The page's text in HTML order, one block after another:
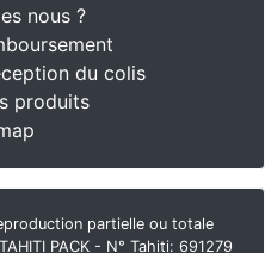
nous ?
du colis
produits
partielle ou totale
PACK - N° Tahiti: 691279